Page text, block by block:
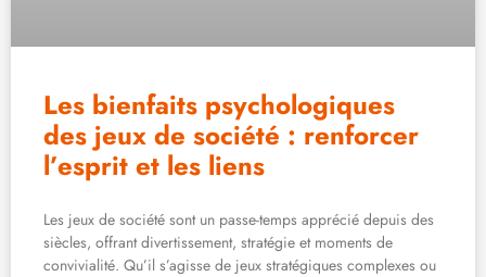
Les bienfaits psychologiques
des jeux de société : renforcer
l’esprit et les liens
Les jeux de société sont un passe-temps apprécié depuis des
siècles, offrant divertissement, stratégie et moments de
convivialité. Qu’il s’agisse de jeux stratégiques complexes ou